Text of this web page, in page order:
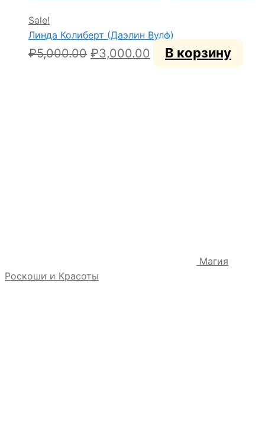
Sale!
Линда Колиберт (Даэлин Вулф)
₽5,000.00 Первоначальная
₽3,000.00 Текущая
цена:
В корзину
Магия
Роскоши и Красоты